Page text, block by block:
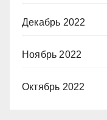
Декабрь 2022
Ноябрь 2022
Октябрь 2022